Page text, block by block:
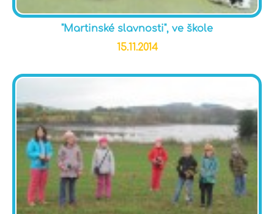
"Martinské slavnosti", ve škole
15.11.2014